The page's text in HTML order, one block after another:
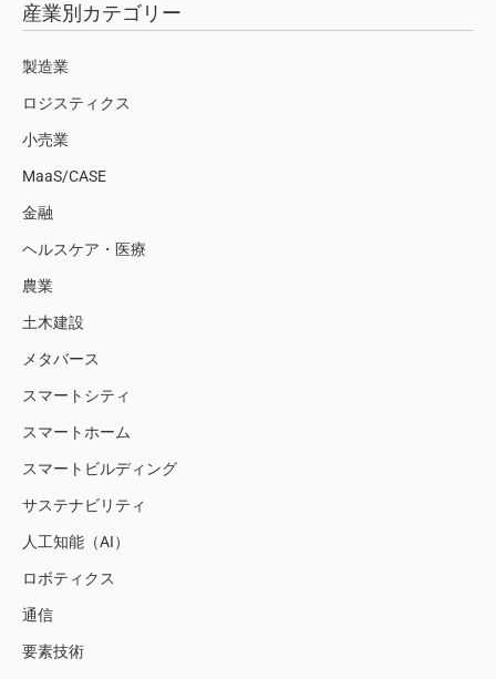
産業別カテゴリー
製造業
ロジスティクス
小売業
MaaS/CASE
金融
ヘルスケア・医療
農業
土木建設
メタバース
スマートシティ
スマートホーム
スマートビルディング
サステナビリティ
人工知能（AI）
ロボティクス
通信
要素技術